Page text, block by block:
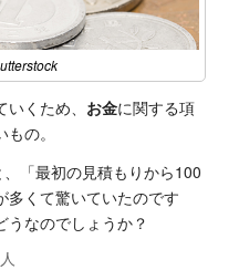
くため、 お金に関する項
の。
「最初の見積もりから100
多くて驚いていたのです
なのでしょうか？